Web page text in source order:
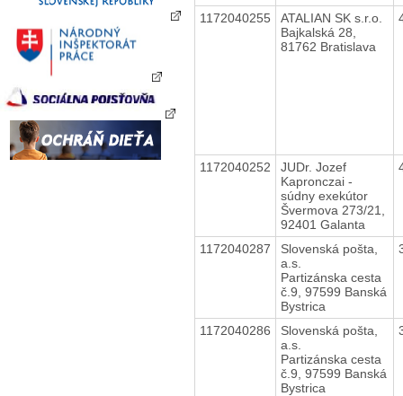
1172040255
ATALIAN SK s.r.o.
Bajkalská 28,
81762 Bratislava
1172040252
JUDr. Jozef
Kapronczai -
súdny exekútor
Švermova 273/21,
92401 Galanta
1172040287
Slovenská pošta,
a.s.
Partizánska cesta
č.9, 97599 Banská
Bystrica
1172040286
Slovenská pošta,
a.s.
Partizánska cesta
č.9, 97599 Banská
Bystrica